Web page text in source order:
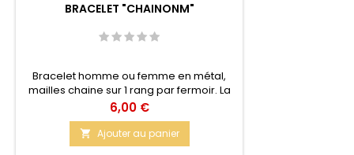
BRACELET "CHAINONM"
Bracelet homme ou femme en métal,
mailles chaine sur 1 rang par fermoir. La
couleur noire est vraiment jolie. Le
bracelet n'est pas très large, discret.
Taille : 21,5 cm Matière : Métal solide
Prix
6,00 €
 Ajouter au panier